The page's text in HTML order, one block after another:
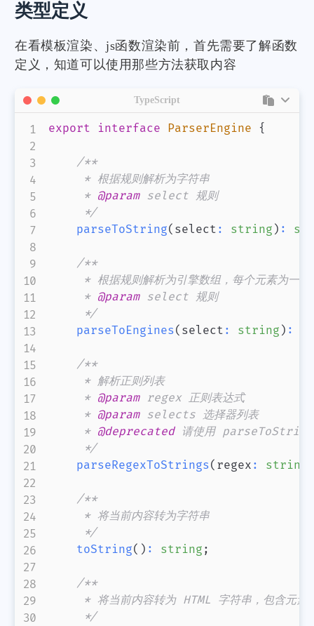
类型定义
在看模板渲染、js函数渲染前，首先需要了解函数
定义，知道可以使用那些方法获取内容
export interface ParserEngine {
/**
     * 根据规则解析为字符串
     *
@param select 规则
     */
parseToString( select : string ) :
/**
* 根据规则解析为引擎数组，每个元素为一个
     *
@param select 规则
     */
parseToEngines( select : string ) :
/**
     * 解析正则列表
     *
@param regex 正则表达式
     *
@param selects 选择器列表
     *
@deprecated 请使用 parseToString
     */
parseRegexToStrings( regex : string
/**
     * 将当前内容转为字符串
     */
toString( ) : string ;
/**
* 将当前内容转为 HTML 字符串，包含元素
     */
TypeScript